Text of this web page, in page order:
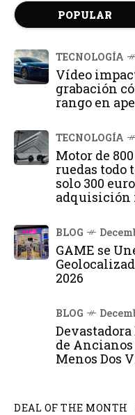
POPULAR
TECNOLOGÍA
Vídeo
grabación
rango en
TECNOLOGÍA
Motor de
ruedas todo
solo 300
adquisición
BLOG
GAME se
2026
BLOG
de
Menos Dos
DEAL OF THE MONTH